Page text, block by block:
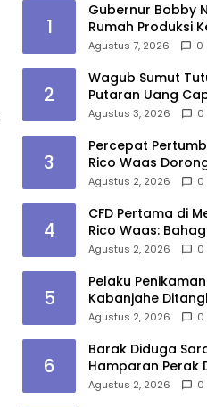
1
Gubernur Bobby
Rumah Produksi
Utara
Agustus 7, 2026 0
2
Wagub Sumut
Putaran Uang
Agustus 3, 2026 0
3
Percepat
Rico Waas
Sinergi Pemko-
Agustus 2, 2026 0
4
CFD Pertama di
Rico Waas:
Harus
Agustus 2, 2026 0
5
Pelaku
Kabanjahe
Menit, Polisi
Agustus 2, 2026 0
6
Barak Diduga
Hamparan Perak
Gabungan
Agustus 2, 2026 0